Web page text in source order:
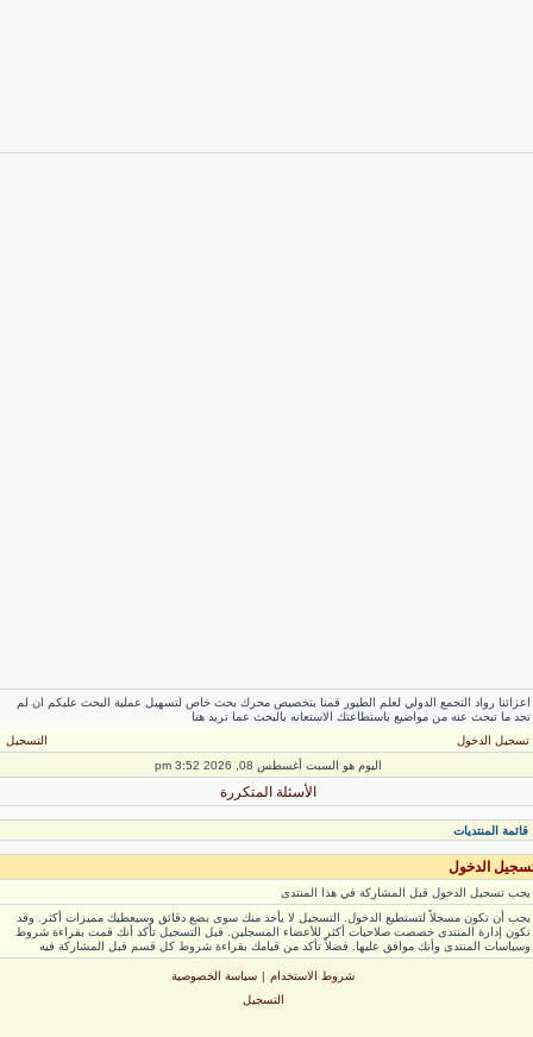
رواد التجمع الدولي لعلم الطيور قمنا بتخصيص محرك بحث خاص لتسهيل عملية البحث عليكم ان لم
ما تبحث عنه من مواضيع باستطاعتك الاستعانه بالبحث عما تريد هنا
الدخول
التسجيل
اليوم هو السبت أغسطس 08, 2026 3:52 pm
الأسئلة المتكررة
المنتديات
الدخول
تسجيل الدخول قبل المشاركة في هذا المنتدى
أن تكون مسجلاً لتستطيع الدخول. التسجيل لا يأخذ منك سوى بضع دقائق وسيعطيك مميزات أكثر. وقد
إدارة المنتدى خصصت صلاحيات أكثر للأعضاء المسجلين. قبل التسجيل تأكد أنك قمت بقراءة شروط
المنتدى وأنك موافق عليها. فضلاً تأكد من قيامك بقراءة شروط كل قسم قبل المشاركة فيه
شروط الاستخدام | سياسة الخصوصية
التسجيل